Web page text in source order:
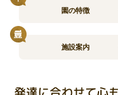
園の特徴
施設案内